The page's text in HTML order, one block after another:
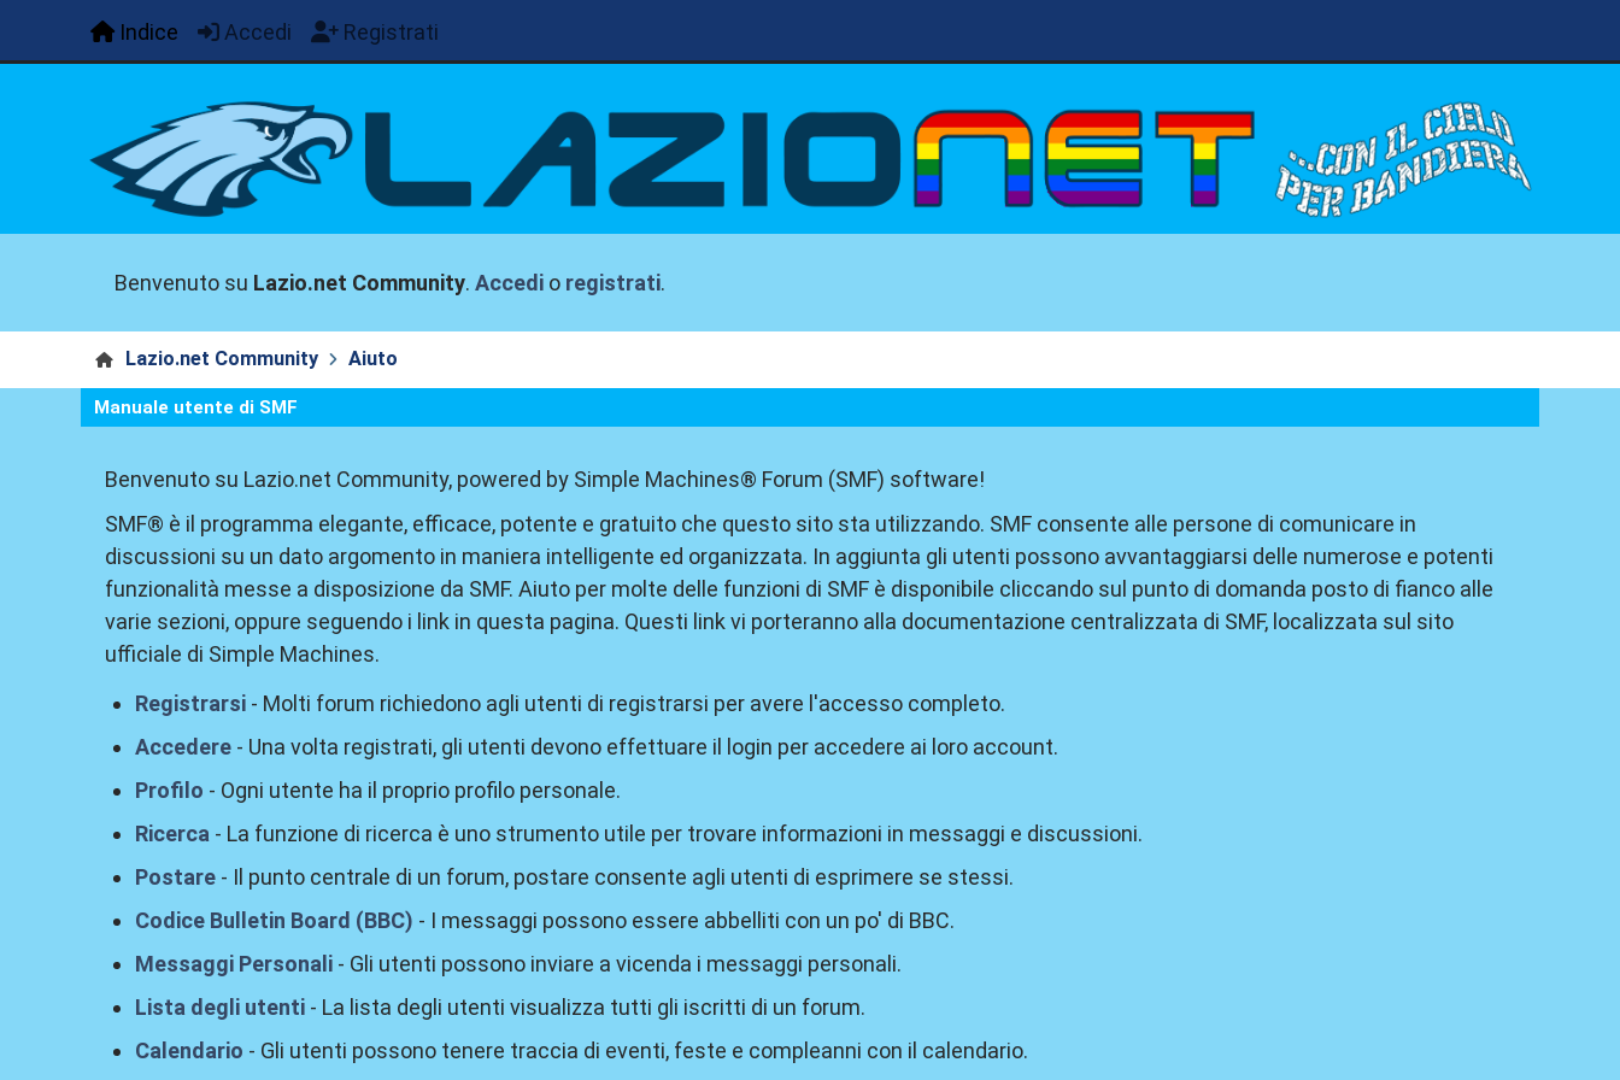
Indice Accedi Registrati
Benvenuto su Lazio.net Community.Accedi o registrati.
Lazio.net Community Aiuto
Manuale utente di SMF
Benvenuto su Lazio.net Community, powered by Simple Machines® Forum (SMF) software!
SMF® è il programma elegante, efficace, potente e gratuito che questo sito sta utilizzando. SMF consente alle persone di comunicare in
discussioni su un dato argomento in maniera intelligente ed organizzata. In aggiunta gli utenti possono avvantaggiarsi delle numerose e potenti
funzionalità messe a disposizione da SMF. Aiuto per molte delle funzioni di SMF è disponibile cliccando sul punto di domanda posto di fianco alle
varie sezioni, oppure seguendo i link in questa pagina. Questi link vi porteranno alla documentazione centralizzata di SMF, localizzata sul sito
ufficiale di Simple Machines.
Registrarsi - Molti forum richiedono agli utenti di registrarsi per avere l'accesso completo.
Accedere - Una volta registrati, gli utenti devono effettuare il login per accedere ai loro account.
Profilo - Ogni utente ha il proprio profilo personale.
Ricerca - La funzione di ricerca è uno strumento utile per trovare informazioni in messaggi e discussioni.
Postare - Il punto centrale di un forum, postare consente agli utenti di esprimere se stessi.
Codice Bulletin Board (BBC) - I messaggi possono essere abbelliti con un po' di BBC.
Messaggi Personali - Gli utenti possono inviare a vicenda i messaggi personali.
Lista degli utenti - La lista degli utenti visualizza tutti gli iscritti di un forum.
Calendario - Gli utenti possono tenere traccia di eventi, feste e compleanni con il calendario.